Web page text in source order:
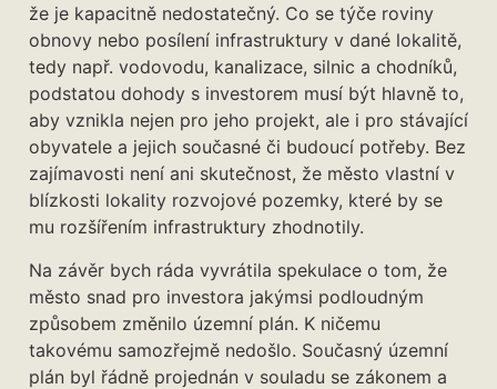
že je kapacitně nedostatečný. Co se týče roviny
obnovy nebo posílení infrastruktury v dané lokalitě,
tedy např. vodovodu, kanalizace, silnic a chodníků,
podstatou dohody s investorem musí být hlavně to,
aby vznikla nejen pro jeho projekt, ale i pro stávající
obyvatele a jejich současné či budoucí potřeby. Bez
zajímavosti není ani skutečnost, že město vlastní v
blízkosti lokality rozvojové pozemky, které by se
mu rozšířením infrastruktury zhodnotily.
Na závěr bych ráda vyvrátila spekulace o tom, že
město snad pro investora jakýmsi podloudným
způsobem změnilo územní plán. K ničemu
takovému samozřejmě nedošlo. Současný územní
plán byl řádně projednán v souladu se zákonem a